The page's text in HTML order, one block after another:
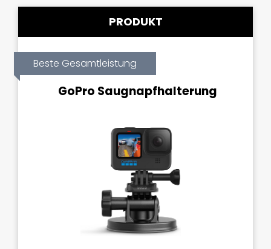
PRODUKT
Beste Gesamtleistung
GoPro Saugnapfhalterung